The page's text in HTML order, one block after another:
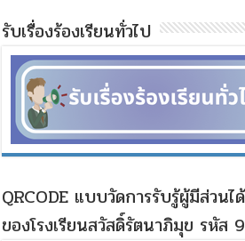
รับเรื่องร้องเรียนทั่วไป
QRCODE แบบวัดการรับรู้ผู้มีส่วน
ของโรงเรียนสวัสดิ์รัตนาภิมุข รหัส